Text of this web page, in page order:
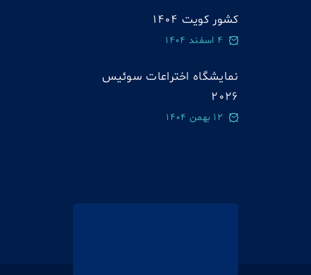
کشور کویت 1404
4 اسفند 1404
نمایشگاه اختراعات سوئيس
2026
12 بهمن 1404